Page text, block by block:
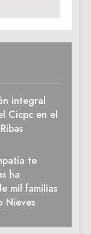
integral
Cicpc en el
te
ha
mil familias
Nieves